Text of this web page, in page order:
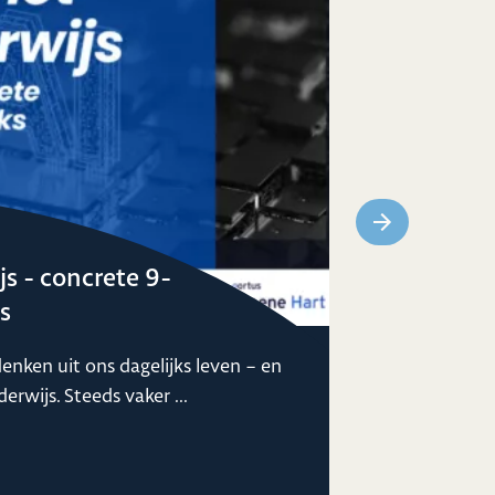
- concrete 9-
uit ons dagelijks leven – en
Steeds vaker ...